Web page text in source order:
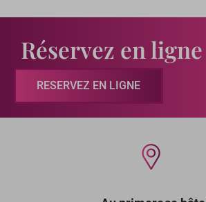
Réservez en ligne
RESERVEZ EN LIGNE